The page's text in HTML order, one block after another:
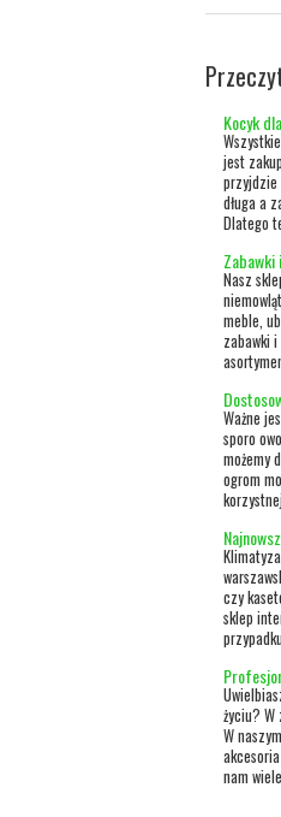
Kocyk
jest
przyjdzie
długa a
Dlatego
Nasz
meble,
zabawki
Ważne
sporo
możemy
ogrom
czy
sklep
życiu?
W
nam